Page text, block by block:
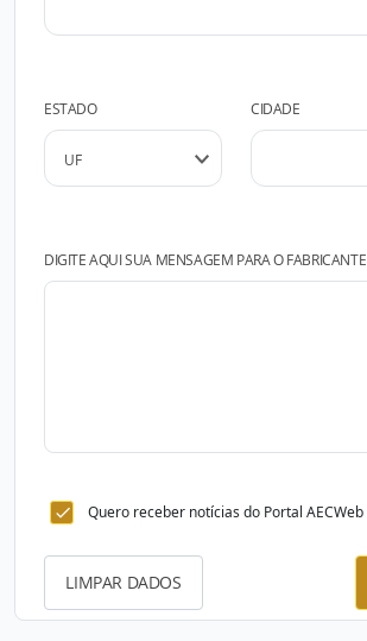
ESTADO CIDADE
DIGITE AQUI SUA MENSAGEM PARA O FABRICANTE
Quero receber notícias do Portal AECWeb
LIMPAR DADOS